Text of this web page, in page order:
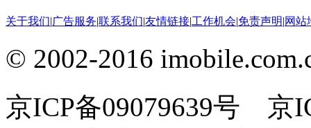
关于我们|广告服务|联系我们|友情链接|工作机会|免责声明|网站
© 2002-2016
京ICP备09079639号 京